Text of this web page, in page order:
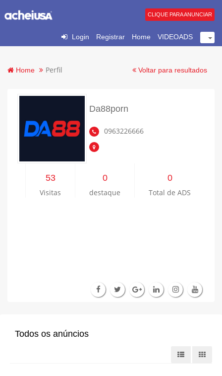
Login Registrar Home VIDEOADS
CLIQUE PARA ANUNCIAR
Home Perfil Voltar para resultados
Da88porn
0963226666
53
Visitas
0
destaque
0
Total de ADS
Todos os anúncios